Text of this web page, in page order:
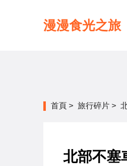
漫漫食光之旅
首頁 > 旅行碎片 >
北部不塞